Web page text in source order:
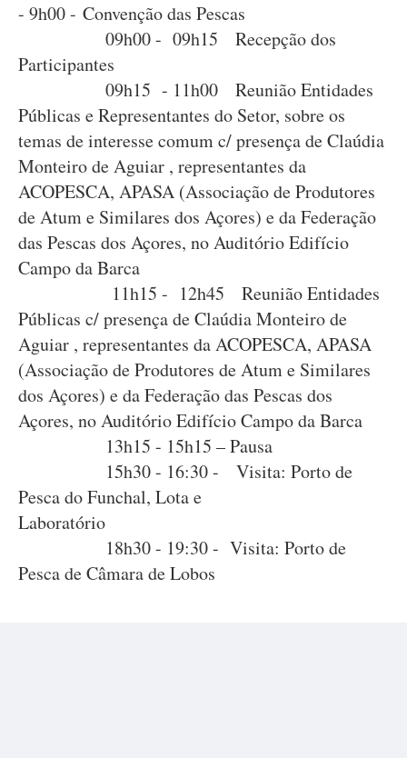
- 9h00 - Convenção das Pescas
09h00 - 09h15 Recepção dos
Participantes
09h15 - 11h00 Reunião Entidades
Públicas e Representantes do Setor, sobre os
temas de interesse comum c/ presença de Claúdia
Monteiro de Aguiar , representantes da
ACOPESCA, APASA (Associação de Produtores
de Atum e Similares dos Açores) e da Federação
das Pescas dos Açores, no Auditório Edifício
Campo da Barca
11h15 - 12h45 Reunião Entidades
Públicas c/ presença de Claúdia Monteiro de
Aguiar , representantes da ACOPESCA, APASA
(Associação de Produtores de Atum e Similares
dos Açores) e da Federação das Pescas dos
Açores, no Auditório Edifício Campo da Barca
13h15 - 15h15 – Pausa
15h30 - 16:30 - Visita: Porto de
Pesca do Funchal, Lota e
Laboratório
18h30 - 19:30 - Visita: Porto de
Pesca de Câmara de Lobos